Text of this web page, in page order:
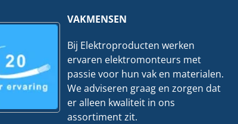
VAKMENSEN
Bij Elektroproducten werken
ervaren elektromonteurs met
passie voor hun vak en materialen.
We adviseren graag en zorgen dat
er alleen kwaliteit in ons
assortiment zit.